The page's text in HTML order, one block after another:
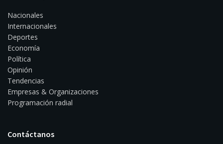
Nacionales
Internacionales
Deportes
Economía
Política
Opinión
Tendencias
Empresas & Organizaciones
Programación radial
Contáctanos